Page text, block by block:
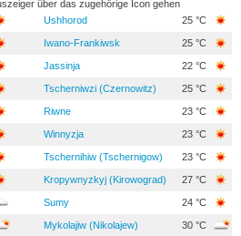
über das zugehörige Icon gehen
Ushhorod 25 °C
Iwano-Frankiwsk 25 °C
Jassinja 22 °C
Tscherniwzi (Czernowitz) 25 °C
Riwne 23 °C
Winnyzja 23 °C
Tschernihiw (Tschernigow) 23 °C
Kropywnyzkyj (Kirowograd) 27 °C
Sumy 24 °C
Mykolajiw (Nikolajew) 30 °C